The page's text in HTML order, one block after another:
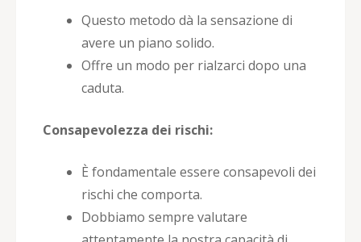
Questo metodo dà la sensazione di
avere un piano solido.
Offre un modo per rialzarci dopo una
caduta.
Consapevolezza dei rischi:
È fondamentale essere consapevoli dei
rischi che comporta.
Dobbiamo sempre valutare